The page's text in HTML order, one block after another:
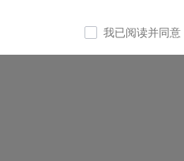
我已阅读并同意